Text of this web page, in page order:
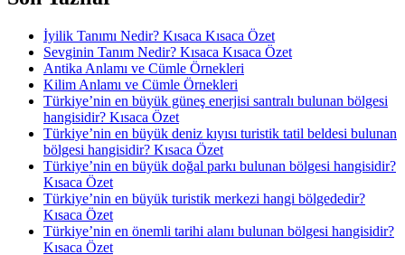
İyilik Tanımı Nedir? Kısaca Kısaca Özet
Sevginin Tanım Nedir? Kısaca Kısaca Özet
Antika Anlamı ve Cümle Örnekleri
Kilim Anlamı ve Cümle Örnekleri
Türkiye’nin en büyük güneş enerjisi santralı bulunan bölgesi
hangisidir? Kısaca Özet
Türkiye’nin en büyük deniz kıyısı turistik tatil beldesi bulunan
bölgesi hangisidir? Kısaca Özet
Türkiye’nin en büyük doğal parkı bulunan bölgesi hangisidir?
Kısaca Özet
Türkiye’nin en büyük turistik merkezi hangi bölgededir?
Kısaca Özet
Türkiye’nin en önemli tarihi alanı bulunan bölgesi hangisidir?
Kısaca Özet